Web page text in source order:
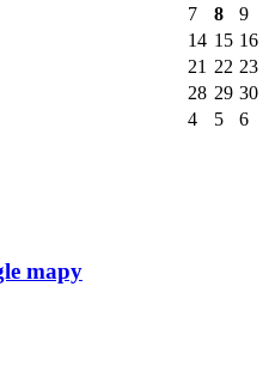
7 8
9
14 15 16
21 22 23
28 29 30
4 5 6